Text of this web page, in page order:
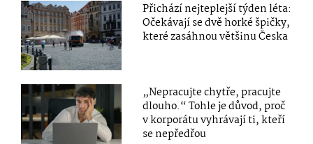
Přichází nejteplejší týden léta:
Očekávají se dvě horké špičky,
které zasáhnou většinu Česka
„Nepracujte chytře, pracujte
dlouho.“ Tohle je důvod, proč
v korporátu vyhrávají ti, kteří
se nepředřou